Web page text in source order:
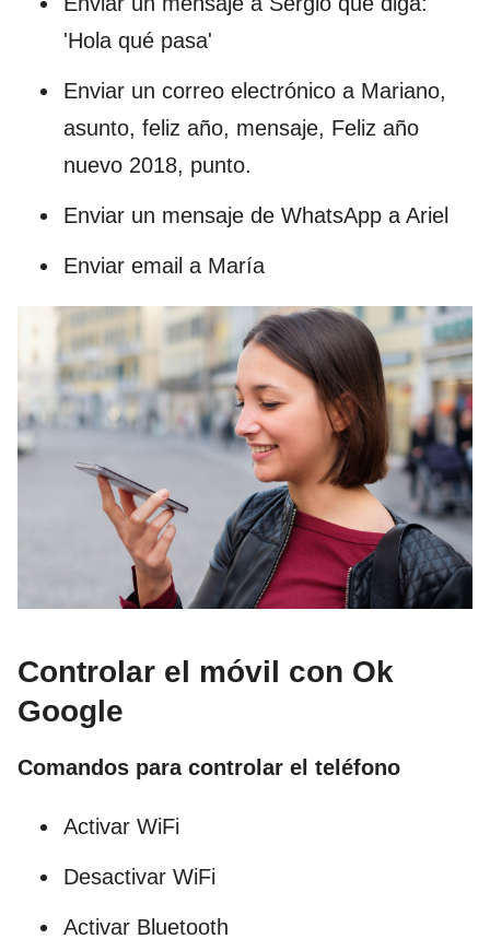
'Hola qué pasa'
Enviar un correo electrónico a Mariano,
asunto, feliz año, mensaje, Feliz año
nuevo 2018, punto.
Enviar un mensaje de WhatsApp a Ariel
Enviar email a María
Controlar el móvil con Ok
Google
Comandos para controlar el teléfono
Activar WiFi
Desactivar WiFi
Activar Bluetooth